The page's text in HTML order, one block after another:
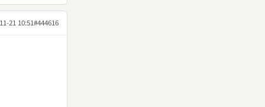
21 10:51#444616